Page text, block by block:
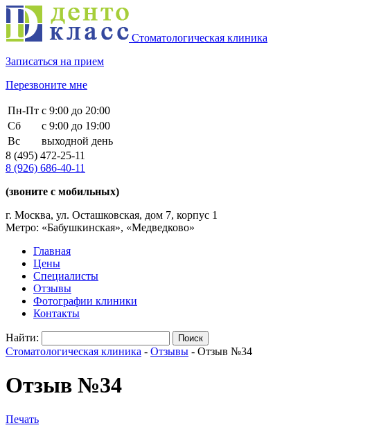
Стоматологическая клиника
Записаться на прием
Перезвоните мне
Пн-Пт с 9:00 до 20:00
Сб
с 9:00 до 19:00
Вс
выходной день
8 (495) 472-25-11
8 (926) 686-40-11
(звоните с мобильных)
г. Москва, ул. Осташковская, дом 7, корпус 1
Метро: «Бабушкинская», «Медведково»
Главная
Цены
Специалисты
Отзывы
Фотографии клиники
Контакты
Найти:
Стоматологическая клиника - Отзывы - Отзыв №34
Отзыв №34
Печать